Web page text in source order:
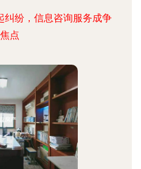
纠纷，信息咨询服务成争
点